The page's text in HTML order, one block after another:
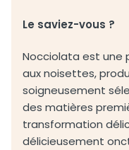
Le saviez-vous ?
Nocciolata est une
aux noisettes,
soigneusement
des matières
transformation
délicieusement